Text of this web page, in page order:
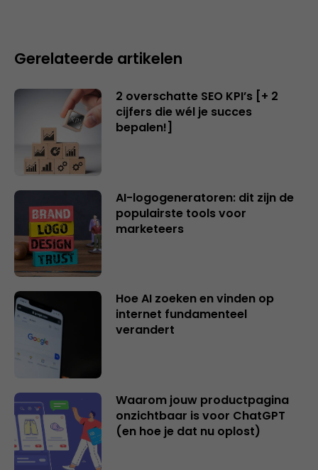
Gerelateerde artikelen
2 overschatte SEO KPI’s [+ 2
cijfers die wél je succes
bepalen!]
AI-logogeneratoren: dit zijn de
populairste tools voor
marketeers
Hoe AI zoeken en vinden op
internet fundamenteel
verandert
Waarom jouw productpagina
onzichtbaar is voor ChatGPT
(en hoe je dat nu oplost)